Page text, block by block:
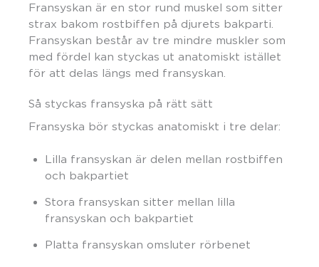
Fransyskan är en stor rund muskel som sitter
strax bakom rostbiffen på djurets bakparti.
Fransyskan består av tre mindre muskler som
med fördel kan styckas ut anatomiskt istället
för att delas längs med fransyskan.
Så styckas fransyska på rätt sätt
Fransyska bör styckas anatomiskt i tre delar:
Lilla fransyskan är delen mellan rostbiffen
och bakpartiet
Stora fransyskan sitter mellan lilla
fransyskan och bakpartiet
Platta fransyskan omsluter rörbenet